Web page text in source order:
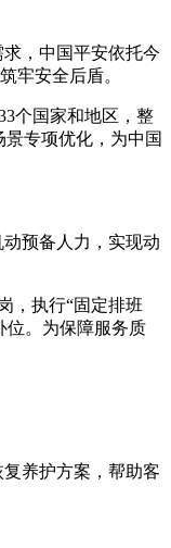
，中国平安依托今
牢安全后盾。
个国家和地区，整
专项优化，为中国
预备人力，实现动
，执行“固定排班
位。为保障服务质
养护方案，帮助客